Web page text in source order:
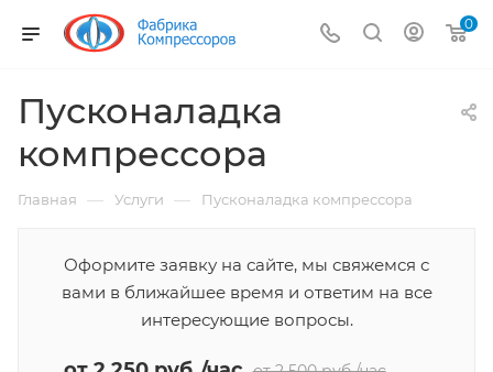
0
Пусконаладка
компрессора
Главная — Услуги — Пусконаладка компрессора
Оформите заявку на сайте, мы свяжемся с
вами в ближайшее время и ответим на все
интересующие вопросы.